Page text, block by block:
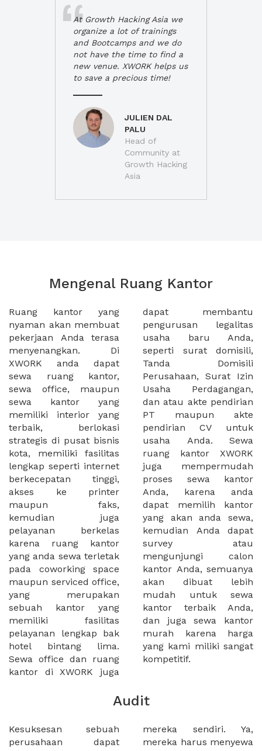
At Growth Hacking Asia we
organize a lot of trainings
and Bootcamps and we do
not have the time to find a
new venue. XWORK helps us
to save a precious time!
JULIEN DAL
PALU
Head of
Community at
Growth Hacking
Asia
Mengenal Ruang Kantor
Ruang kantor yang
nyaman akan membuat
pekerjaan Anda terasa
menyenangkan. Di
XWORK anda dapat
sewa ruang kantor,
sewa office, maupun
sewa kantor yang
memiliki interior yang
terbaik, berlokasi
strategis di pusat bisnis
kota, memiliki fasilitas
lengkap seperti internet
berkecepatan tinggi,
akses ke printer
maupun faks,
kemudian juga
pelayanan berkelas
karena ruang kantor
yang anda sewa terletak
pada coworking space
maupun serviced office,
yang merupakan
sebuah kantor yang
memiliki fasilitas
pelayanan lengkap bak
hotel bintang lima.
Sewa office dan ruang
kantor di XWORK juga
dapat membantu
pengurusan legalitas
usaha baru Anda,
seperti surat domisili,
Tanda Domisili
Perusahaan, Surat Izin
Usaha Perdagangan,
dan atau akte pendirian
PT maupun akte
pendirian CV untuk
usaha Anda. Sewa
ruang kantor XWORK
juga mempermudah
proses sewa kantor
Anda, karena anda
dapat memilih kantor
yang akan anda sewa,
kemudian Anda dapat
survey atau
mengunjungi calon
kantor Anda, semuanya
akan dibuat lebih
mudah untuk sewa
kantor terbaik Anda,
dan juga sewa kantor
murah karena harga
yang kami miliki sangat
kompetitif.
Audit
Kesuksesan sebuah
perusahaan dapat
mereka sendiri. Ya,
mereka harus menyewa